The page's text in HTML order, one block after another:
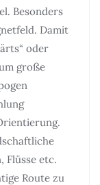
Besonders
Damit
oder
große
Flüsse etc.
Route zu